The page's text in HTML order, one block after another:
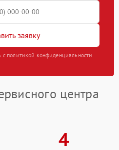
заявку
с политикой конфиденциальности
центра
4